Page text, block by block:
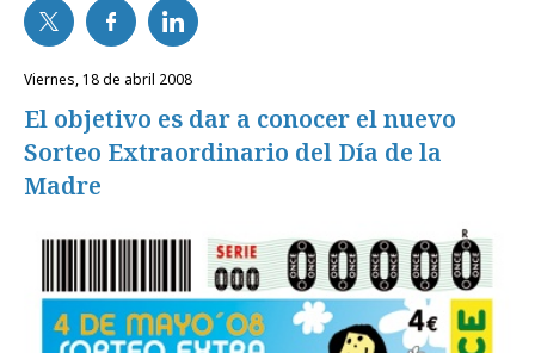
viernes, 18 de abril 2008
El objetivo es dar a conocer el nuevo
Sorteo Extraordinario del Día de la
Madre